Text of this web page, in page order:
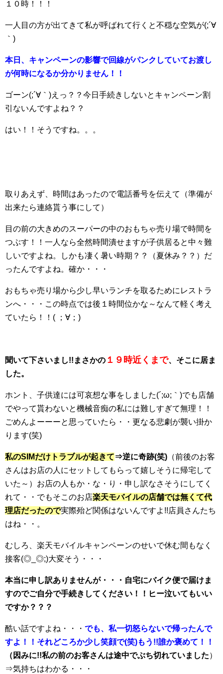
１０時！！！
一人目の方が出てきて私が呼ばれて行くと不穏な空気が(;´∀
｀)
本日、キャンペーンの影響で回線がパンクしていてお渡し
が何時になるか分かりません！！
ゴーン(;´∀｀)えっ？？今日手続きしないとキャンペーン割
引ないんですよね？？
はい！！そうですね。。。
取りあえず、時間はあったので電話番号を伝えて（準備が
出来たら連絡貰う事にして）
目の前の大きめのスーパーの中のおもちゃ売り場で時間を
つぶす！！一人なら全然時間潰せますが子供居ると中々難
しいですよね。しかも凄く暑い時期？？（夏休み？？）だ
ったんですよね。確か・・・
おもちゃ売り場から少し早いランチを取るためにレストラ
ンへ・・・この時点では後１時間位かな～なんて軽く考え
ていたら！！( ；∀；)
聞いて下さいまし!!まさかの １９時近くまで、そこに居ま
した。
ホント、子供達には可哀想な事をしました(´;ω;｀)でも店舗
でやって貰わないと機械音痴の私には難しすぎて無理！！
ごめんよーーーと思っていたら・・更なる悲劇が襲い掛か
ります(笑)
私のSIMだけトラブルが起きて⇒逆に奇跡(笑) （前後のお客
さんはお店の人にセットしてもらって嬉しそうに帰宅して
いた～）お店の人もか・な・り・申し訳なさそうにしてく
れて・・でもそこのお店楽天モバイルの店舗では無くて代
理店だったので実際殆ど関係はないんですよ!!店員さんたち
はね・・。
むしろ、楽天モバイルキャンペーンのせいで休む間もなく
接客(◎_◎;)大変そう・・・
本当に申し訳ありませんが・・・自宅にバイク便で届けま
すのでご自分で手続きしてください！！ヒー泣いてもいい
ですか？？？
酷い話ですよね・・・ でも、私一切怒らないで帰ったんで
すよ！！それどころか少し笑顔で(笑)もう!!誰か褒めて！！
（因みに!!私の前のお客さんは途中でぶち切れていました）
⇒気持ちはわかる・・・